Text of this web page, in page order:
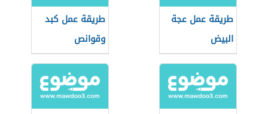
طريقة عمل عجة
البيض
طريقة عمل كبد
وقوانص